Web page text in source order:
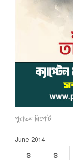
পুরাতন রিপোর্ট
June 2014
S
S